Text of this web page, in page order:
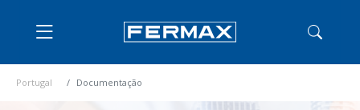
Portugal Documentação